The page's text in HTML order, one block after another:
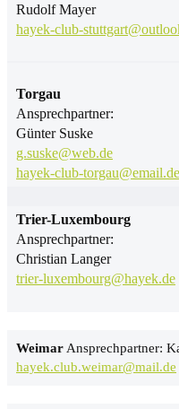
Rudolf Mayer
hayek-club-
Torgau
Ansprechpartner:
Günter Suske
g.suske@web.de
hayek-club-torgau@email.de
Trier-Luxembourg
Ansprechpartner:
Christian Langer
trier-luxembourg@hayek.de
Weimar Ansprechpartner:
hayek.club.weimar@mail.de